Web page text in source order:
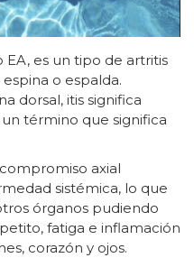
EA, es un tipo de artritis
o espalda.
dorsal, itis significa
término que significa
axial
sistémica, lo que
órganos pudiendo
fatiga e inflamación
corazón y ojos.